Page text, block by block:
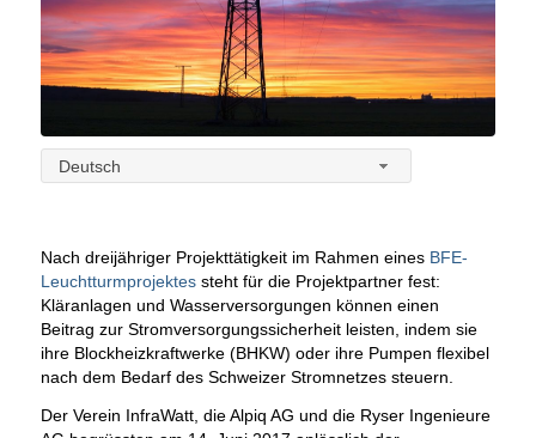
Deutsch
Nach dreijähriger Projekttätigkeit im Rahmen eines BFE-
Leuchtturmprojektessteht für die Projektpartner fest:
Kläranlagen und Wasserversorgungen können einen
Beitrag zur Stromversorgungssicherheit leisten, indem sie
ihre Blockheizkraftwerke (BHKW) oder ihre Pumpen flexibel
nach dem Bedarf des Schweizer Stromnetzes steuern.
Der Verein InfraWatt, die Alpiq AG und die Ryser Ingenieure